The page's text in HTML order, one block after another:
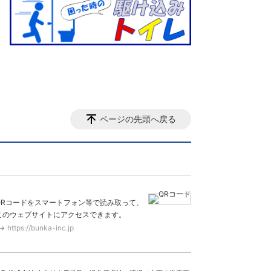
ページの先頭へ戻る
コードをスマートフォン等で読み取って、
のウェブサイトにアクセスできます。
https://bunka-inc.jp